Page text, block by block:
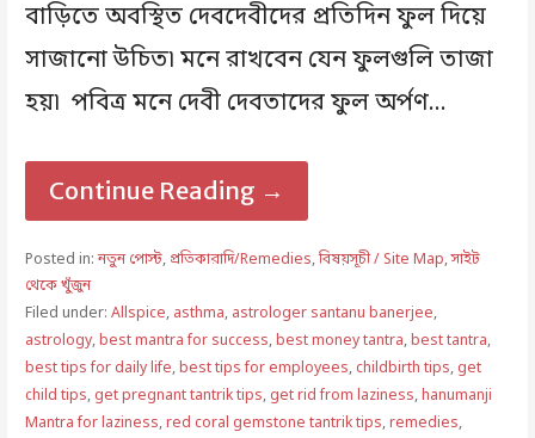
বাড়িতে অবস্থিত দেবদেবীদের প্রতিদিন ফুল দিয়ে
সাজানো উচিত৷ মনে রাখবেন যেন ফুলগুলি তাজা
হয়৷ পবিত্র মনে দেবী দেবতাদের ফুল অর্পণ…
Continue Reading →
Posted in:নতুন পোস্ট, প্রতিকারাদি/Remedies,বিষয়সূচী / Site Map,সাইট
থেকে খুঁজুন
Filed under: Allspice, asthma, astrologer santanu banerjee,
astrology,best mantra for success,best money tantra,best tantra,
best tips for daily life,best tips for employees, childbirth tips, get
child tips, get pregnant tantrik tips, get rid from laziness,hanumanji
Mantra for laziness,red coral gemstone tantrik tips,remedies,